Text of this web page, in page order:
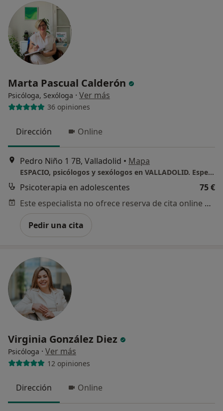
Marta Pascual Calderón
Psicóloga, Sexóloga · Ver más
36 opiniones
Dirección Online
Pedro Niño 1 7B, Valladolid • Mapa
ESPACIO, psicólogos y sexólogos en VALLADOLID. Especializados en Colectivo LGTBI.
Psicoterapia en adolescentes
75 €
Este especialista no ofrece reserva de cita online en esta dirección.
Pedir una cita
Virginia González Diez
Psicóloga · Ver más
12 opiniones
Dirección Online